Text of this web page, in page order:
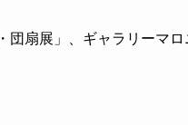
団扇展」、ギャラリーマ